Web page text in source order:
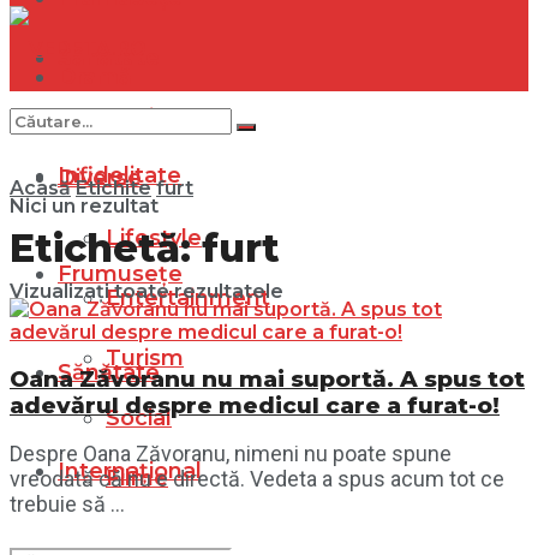
Internațional
Diverse
Lifestyle
Entertainment
Turism
Social
Filme
Infidelitate
Frumusețe
Sănătate
Internațional
Nici un rezultat
Vizualizați toate rezultatele
Acasă Etichite furt
Etichetă:furt
Oana Zăvoranu nu mai suportă. A spus tot
adevărul despre medicul care a furat-o!
Despre Oana Zăvoranu, nimeni nu poate spune
vreodată că nu e directă. Vedeta a spus acum tot ce
trebuie să ...